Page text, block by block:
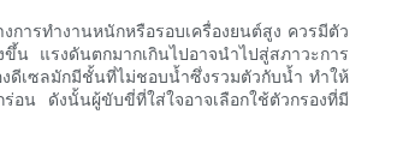
ารทำงานหนักหรือรอบเครื่องยนต์สูง ควรมีตัว
น แรงดันตกมากเกินไปอาจนำไปสู่สภาวะการ
ดีเซลมักมีชั้นที่ไม่ชอบน้ำซึ่งรวมตัวกับน้ำ ทำให้
อน ดังนั้นผู้ขับขี่ที่ใส่ใจอาจเลือกใช้ตัวกรองที่มี